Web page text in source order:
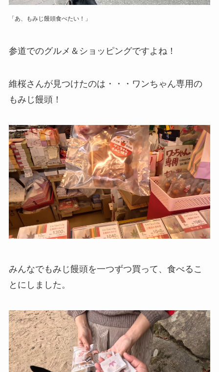
「あ、もみじ饅頭食べたい！」
参道でのグルメ＆ショッピングですよね！
維桜さんが見つけたのは・・・ワンちゃん専用の
もみじ饅頭！
みんなでもみじ饅頭を一つずつ買って、食べるこ
とにしました。